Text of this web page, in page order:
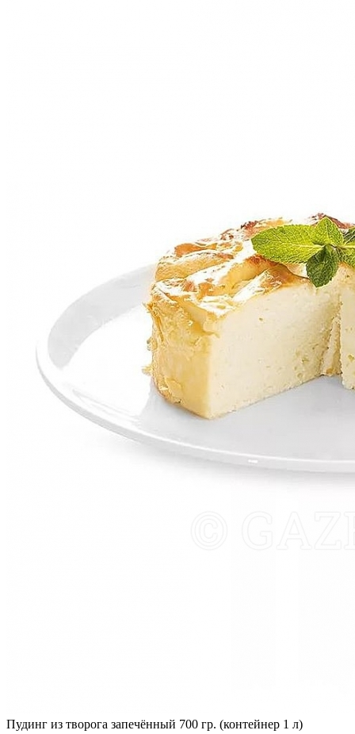
Пудинг из творога запечённый 700 гр. (контейнер 1 л)